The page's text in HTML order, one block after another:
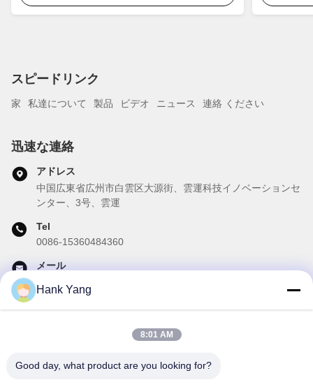
スピードリンク
家 私達について 製品 ビデオ ニュース 連絡 ください
迅速な連絡
アドレス
中国広東省広州市白雲区大源街、雲運科技イノベーションセ
ンター、3号、雲運
Tel
0086-15360484360
メール
ニュースレターへの購読は,割引などで可能です.
Hank Yang
8:01 AM
Good day, what product are you looking for?